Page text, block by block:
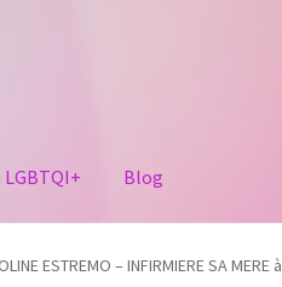
LGBTQI+ Blog
ESTREMO – INFIRMIERE SA MERE